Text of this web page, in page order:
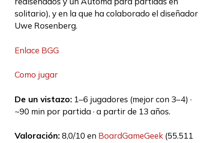
solitario), y en la que ha colaborado el diseñador
Uwe Rosenberg.
Enlace BGG
Como jugar
De un vistazo: 1–6 jugadores (mejor con 3–4) ·
~90 min por partida · a partir de 13 años.
Valoración:8,0/10 en BoardGameGeek (55.511